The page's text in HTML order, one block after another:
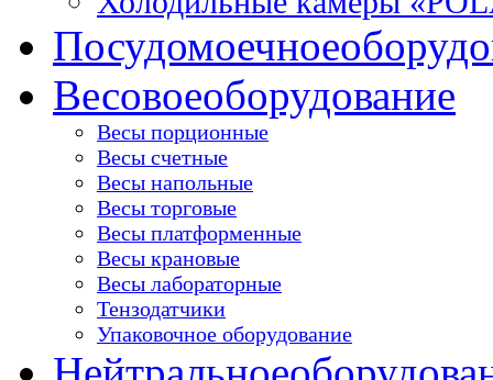
Посудомоечное
Весовоеоборудование
Весы порционные
Весы счетные
Весы напольные
Весы торговые
Весы платформенные
Весы крановые
Весы лабораторные
Тензодатчики
Упаковочное оборудование